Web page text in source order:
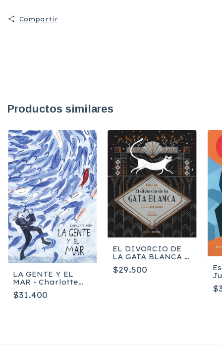
Compartir
Productos similares
LA GENTE Y EL
MAR - Charlotte
Ager
$31.400
EL DIVORCIO DE
LA GATA BLANCA -
ANA SENDER, Kelly
Link
$29.500